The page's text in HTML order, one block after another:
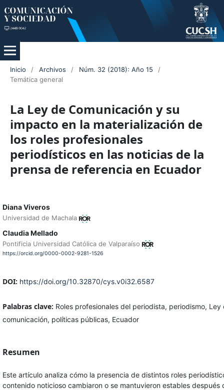
Inicio / Archivos / Núm. 32 (2018): Año 15
/
Temática general
La Ley de Comunicación y su
impacto en la materialización de
los roles profesionales
periodísticos en las noticias de la
prensa de referencia en Ecuador
Diana Viveros
Universidad de Machala
Claudia Mellado
Pontificia Universidad Católica de Valparaíso
https://orcid.org/0000-0002-9281-1526
DOI: https://doi.org/10.32870/cys.v0i32.6587
Palabras clave: Roles profesionales del periodista, periodismo, Ley
comunicación, políticas públicas, Ecuador
Resumen
Este artículo analiza cómo la presencia de distintos roles
contenido noticioso cambiaron o se mantuvieron estables después